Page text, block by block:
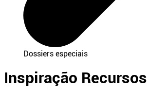
Dossiers especiais
Inspiração Recursos